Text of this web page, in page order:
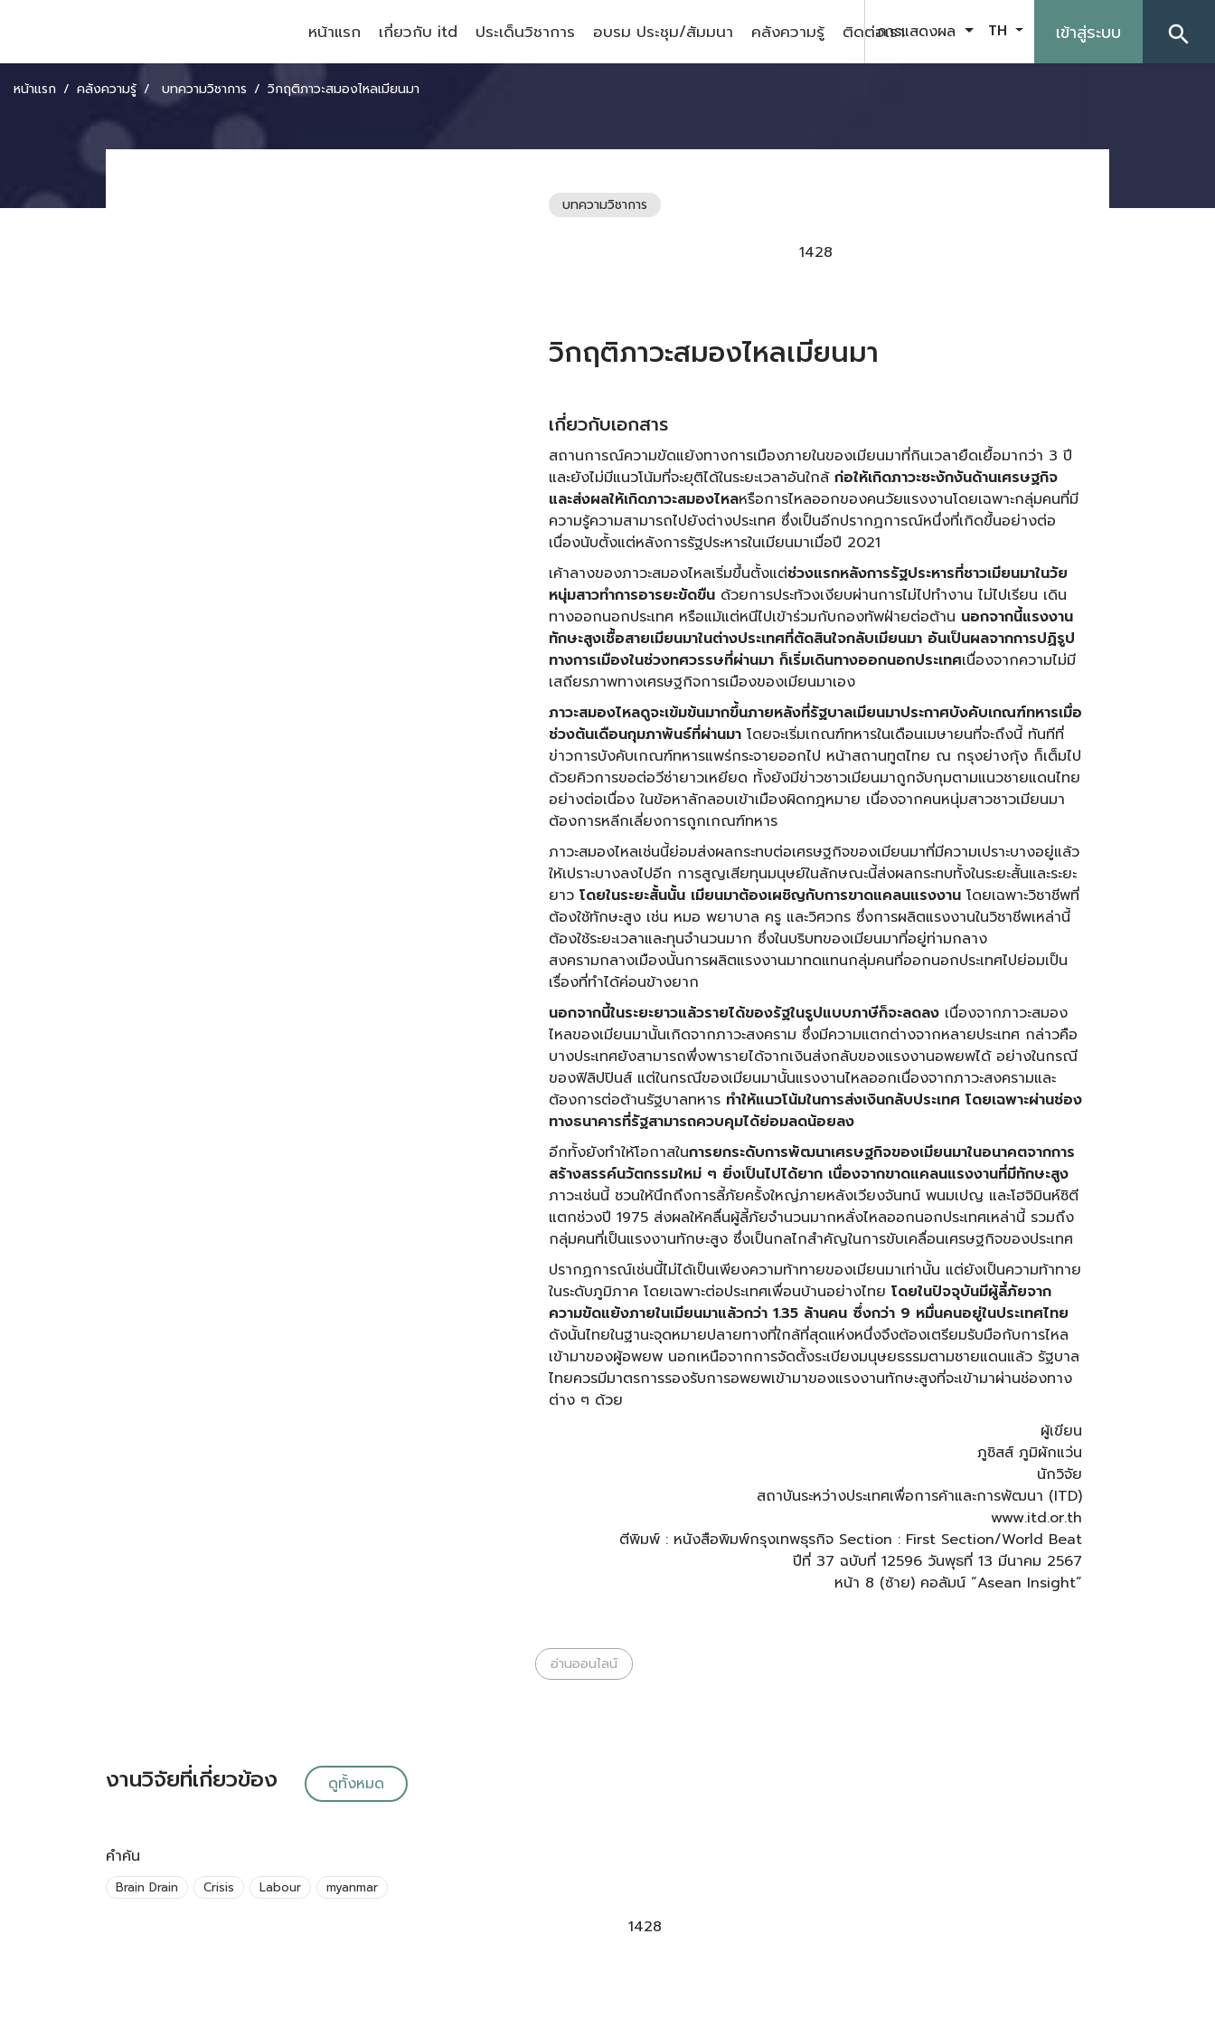
หน้าแรก เกี่ยวกับ itd ประเด็นวิชาการ อบรม ประชุม/สัมมนา คลังความรู้ ติดต่อเราการแสดงผล TH เข้าสู่ระบบ search
หน้าแรก คลังความรู้ บทความวิชาการ วิกฤติภาวะสมองไหลเมียนมา
บทความวิชาการ
1428
วิกฤติภาวะสมองไหลเมียนมา
เกี่ยวกับเอกสาร
สถานการณ์ความขัดแย้งทางการเมืองภายในของเมียนมาที่กินเวลายืดเยื้อมากว่า 3 ปี
และยังไม่มีแนวโน้มที่จะยุติได้ในระยะเวลาอันใกล้ ก่อให้เกิดภาวะชะงักงันด้านเศรษฐกิจ
และส่งผลให้เกิดภาวะสมองไหลหรือการไหลออกของคนวัยแรงงานโดยเฉพาะกลุ่มคนที่มี
ความรู้ความสามารถไปยังต่างประเทศ ซึ่งเป็นอีกปรากฏการณ์หนึ่งที่เกิดขึ้นอย่างต่อ
เนื่องนับตั้งแต่หลังการรัฐประหารในเมียนมาเมื่อปี 2021
เค้าลางของภาวะสมองไหลเริ่มขึ้นตั้งแต่ช่วงแรกหลังการรัฐประหารที่ชาวเมียนมาในวัย
หนุ่มสาวทำการอารยะขัดขืน ด้วยการประท้วงเงียบผ่านการไม่ไปทำงาน ไม่ไปเรียน เดิน
ทางออกนอกประเทศ หรือแม้แต่หนีไปเข้าร่วมกับกองทัพฝ่ายต่อต้าน นอกจากนี้แรงงาน
ทักษะสูงเชื้อสายเมียนมาในต่างประเทศที่ตัดสินใจกลับเมียนมา อันเป็นผลจากการปฏิรูป
ทางการเมืองในช่วงทศวรรษที่ผ่านมา ก็เริ่มเดินทางออกนอกประเทศเนื่องจากความไม่มี
เสถียรภาพทางเศรษฐกิจการเมืองของเมียนมาเอง
ภาวะสมองไหลดูจะเข้มข้นมากขึ้นภายหลังที่รัฐบาลเมียนมาประกาศบังคับเกณฑ์ทหารเมื่อ
ช่วงต้นเดือนกุมภาพันธ์ที่ผ่านมา โดยจะเริ่มเกณฑ์ทหารในเดือนเมษายนที่จะถึงนี้ ทันทีที่
ข่าวการบังคับเกณฑ์ทหารแพร่กระจายออกไป หน้าสถานทูตไทย ณ กรุงย่างกุ้ง ก็เต็มไป
ด้วยคิวการขอต่อวีซ่ายาวเหยียด ทั้งยังมีข่าวชาวเมียนมาถูกจับกุมตามแนวชายแดนไทย
อย่างต่อเนื่อง ในข้อหาลักลอบเข้าเมืองผิดกฎหมาย เนื่องจากคนหนุ่มสาวชาวเมียนมา
ต้องการหลีกเลี่ยงการถูกเกณฑ์ทหาร
ภาวะสมองไหลเช่นนี้ย่อมส่งผลกระทบต่อเศรษฐกิจของเมียนมาที่มีความเปราะบางอยู่แล้ว
ให้เปราะบางลงไปอีก การสูญเสียทุนมนุษย์ในลักษณะนี้ส่งผลกระทบทั้งในระยะสั้นและระยะ
ยาว โดยในระยะสั้นนั้น เมียนมาต้องเผชิญกับการขาดแคลนแรงงาน โดยเฉพาะวิชาชีพที่
ต้องใช้ทักษะสูง เช่น หมอ พยาบาล ครู และวิศวกร ซึ่งการผลิตแรงงานในวิชาชีพเหล่านี้
ต้องใช้ระยะเวลาและทุนจำนวนมาก ซึ่งในบริบทของเมียนมาที่อยู่ท่ามกลาง
สงครามกลางเมืองนั้นการผลิตแรงงานมาทดแทนกลุ่มคนที่ออกนอกประเทศไปย่อมเป็น
เรื่องที่ทำได้ค่อนข้างยาก
นอกจากนี้ในระยะยาวแล้วรายได้ของรัฐในรูปแบบภาษีก็จะลดลง เนื่องจากภาวะสมอง
ไหลของเมียนมานั้นเกิดจากภาวะสงคราม ซึ่งมีความแตกต่างจากหลายประเทศ กล่าวคือ
บางประเทศยังสามารถพึ่งพารายได้จากเงินส่งกลับของแรงงานอพยพได้ อย่างในกรณี
ของฟิลิปปินส์ แต่ในกรณีของเมียนมานั้นแรงงานไหลออกเนื่องจากภาวะสงครามและ
ต้องการต่อต้านรัฐบาลทหาร ทำให้แนวโน้มในการส่งเงินกลับประเทศ โดยเฉพาะผ่านช่อง
ทางธนาคารที่รัฐสามารถควบคุมได้ย่อมลดน้อยลง
อีกทั้งยังทำให้โอกาสในการยกระดับการพัฒนาเศรษฐกิจของเมียนมาในอนาคตจากการ
สร้างสรรค์นวัตกรรมใหม่ ๆ ยิ่งเป็นไปได้ยาก เนื่องจากขาดแคลนแรงงานที่มีทักษะสูง
ภาวะเช่นนี้ ชวนให้นึกถึงการลี้ภัยครั้งใหญ่ภายหลังเวียงจันทน์ พนมเปญ และโฮจิมินห์ซิตี
แตกช่วงปี 1975 ส่งผลให้คลื่นผู้ลี้ภัยจำนวนมากหลั่งไหลออกนอกประเทศเหล่านี้ รวมถึง
กลุ่มคนที่เป็นแรงงานทักษะสูง ซึ่งเป็นกลไกสำคัญในการขับเคลื่อนเศรษฐกิจของประเทศ
ปรากฏการณ์เช่นนี้ไม่ได้เป็นเพียงความท้าทายของเมียนมาเท่านั้น แต่ยังเป็นความท้าทาย
ในระดับภูมิภาค โดยเฉพาะต่อประเทศเพื่อนบ้านอย่างไทย โดยในปัจจุบันมีผู้ลี้ภัยจาก
ความขัดแย้งภายในเมียนมาแล้วกว่า 1.35 ล้านคน ซึ่งกว่า 9 หมื่นคนอยู่ในประเทศไทย
ดังนั้นไทยในฐานะจุดหมายปลายทางที่ใกล้ที่สุดแห่งหนึ่งจึงต้องเตรียมรับมือกับการไหล
เข้ามาของผู้อพยพ นอกเหนือจากการจัดตั้งระเบียงมนุษยธรรมตามชายแดนแล้ว รัฐบาล
ไทยควรมีมาตรการรองรับการอพยพเข้ามาของแรงงานทักษะสูงที่จะเข้ามาผ่านช่องทาง
ต่าง ๆ ด้วย
ผู้เขียน
ภูชิสส์ ภูมิผักแว่น
นักวิจัย
สถาบันระหว่างประเทศเพื่อการค้าและการพัฒนา (ITD)
www.itd.or.th
ตีพิมพ์ : หนังสือพิมพ์กรุงเทพธุรกิจ Section : First Section/World Beat
ปีที่ 37 ฉบับที่ 12596 วันพุธที่ 13 มีนาคม 2567
หน้า 8 (ซ้าย) คอลัมน์ “Asean Insight”
อ่านออนไลน์
งานวิจัยที่เกี่ยวข้อง ดูทั้งหมด
คำค้น
Brain Drain Crisis Labour myanmar
1428